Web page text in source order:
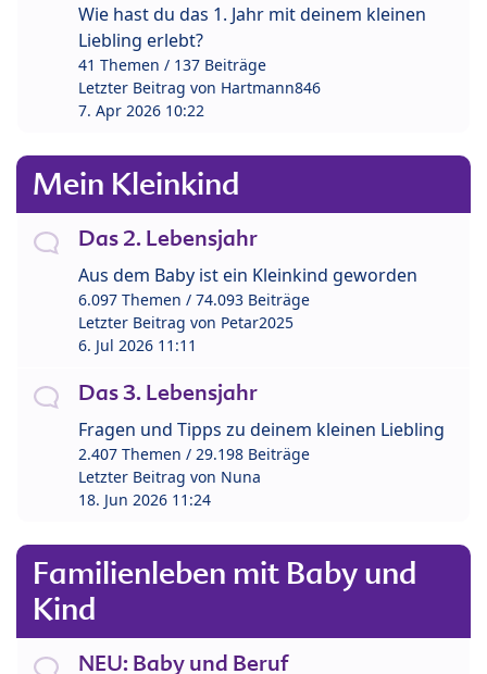
Wie hast du das 1. Jahr mit deinem kleinen
Liebling erlebt?
41 Themen / 137 Beiträge
Letzter Beitrag von Hartmann846
7. Apr 2026 10:22
Mein Kleinkind
Das 2. Lebensjahr
Aus dem Baby ist ein Kleinkind geworden
6.097 Themen / 74.093 Beiträge
Letzter Beitrag von Petar2025
6. Jul 2026 11:11
Das 3. Lebensjahr
Fragen und Tipps zu deinem kleinen Liebling
2.407 Themen / 29.198 Beiträge
Letzter Beitrag von Nuna
18. Jun 2026 11:24
Familienleben mit Baby und
Kind
NEU: Baby und Beruf